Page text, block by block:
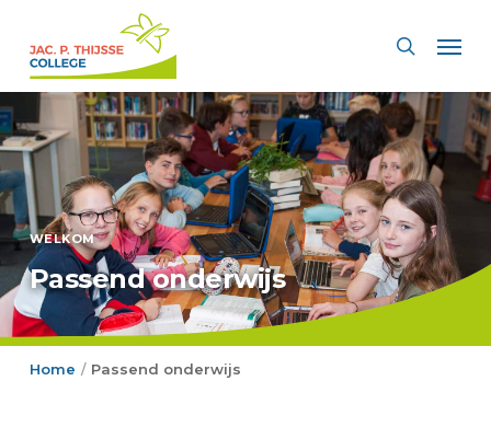
main
content
search
WELKOM
Passend onderwijs
Home / Passend onderwijs